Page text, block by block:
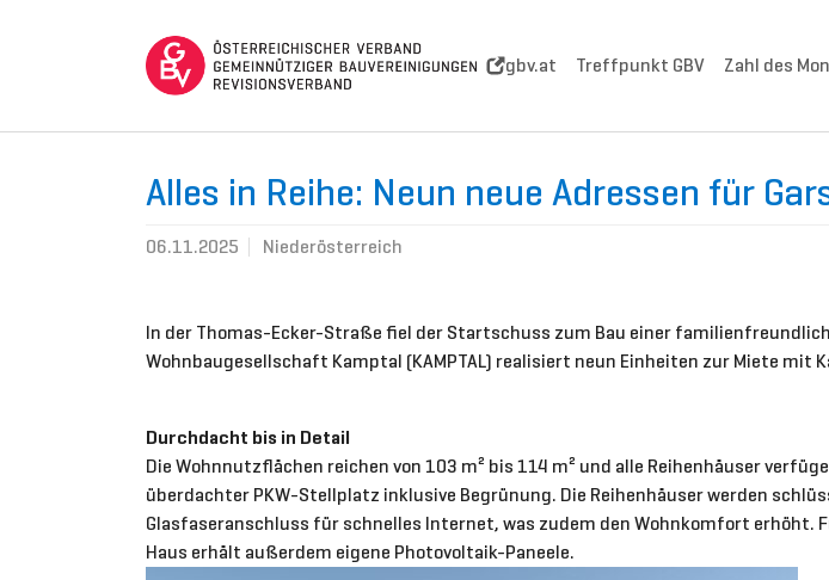
gbv.at Treffpunkt GBV Zahl des
Alles in Reihe: Neun neue Adressen für
06.11.2025 Niederösterreich
In der Thomas-Ecker-Straße fiel der Startschuss zum Bau einer
Wohnbaugesellschaft Kamptal (KAMPTAL) realisiert neun Einheiten zur Miete
Durchdacht bis in Detail
Die Wohnnutzflächen reichen von 103 m² bis 114 m² und alle Reihenhäuser
überdachter PKW-Stellplatz inklusive Begrünung. Die Reihenhäuser werden
Glasfaseranschluss für schnelles Internet, was zudem den Wohnkomfort erhöht.
Haus erhält außerdem eigene Photovoltaik-Paneele.